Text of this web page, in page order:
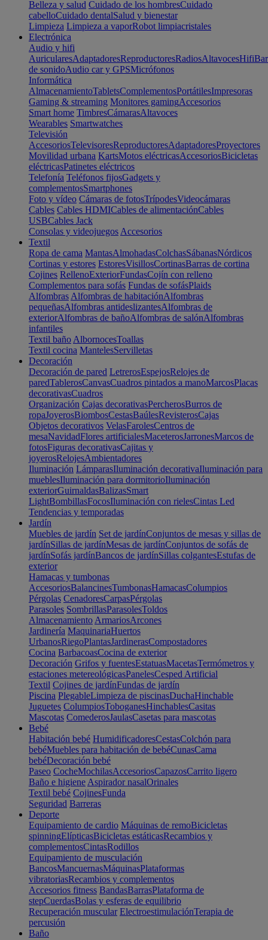
Belleza y salud Cuidado de los hombresCuidado
cabelloCuidado dentalSalud y bienestar
Limpieza Limpieza a vaporRobot limpiacristales
Electrónica
Audio y hifi
AuricularesAdaptadoresReproductoresRadiosAltavocesHifi
de sonidoAudio car y GPSMicrófonos
Informática
AlmacenamientoTabletsComplementosPortátilesImpresoras
Gaming & streaming Monitores gamingAccesorios
Smart home TimbresCámarasAltavoces
Wearables Smartwatches
Televisión
AccesoriosTelevisoresReproductoresAdaptadoresProyectores
Movilidad urbana KartsMotos eléctricasAccesoriosBicicletas
eléctricasPatinetes eléctricos
Telefonía Teléfonos fijosGadgets y
complementosSmartphones
Foto y vídeo Cámaras de fotosTrípodesVideocámaras
Cables Cables HDMICables de alimentaciónCables
USBCables Jack
Consolas y videojuegos Accesorios
Textil
Ropa de cama MantasAlmohadasColchasSábanasNórdicos
Cortinas y estores EstoresVisillosCortinasBarras de cortina
Cojines RellenoExteriorFundasCojín con relleno
Complementos para sofás Fundas de sofásPlaids
Alfombras Alfombras de habitaciónAlfombras
pequeñasAlfombras antideslizantesAlfombras de
exteriorAlfombras de bañoAlfombras de salónAlfombras
infantiles
Textil baño AlbornocesToallas
Textil cocina MantelesServilletas
Decoración
Decoración de pared LetrerosEspejosRelojes de
paredTablerosCanvasCuadros pintados a manoMarcosPlacas
decorativasCuadros
Organización Cajas decorativasPercherosBurros de
ropaJoyerosBiombosCestasBaúlesRevisterosCajas
Objetos decorativos VelasFarolesCentros de
mesaNavidadFlores artificialesMaceterosJarronesMarcos de
fotosFiguras decorativasCajitas y
joyerosRelojesAmbientadores
Iluminación LámparasIluminación decorativaIluminación para
mueblesIluminación para dormitorioIluminación
exteriorGuirnaldasBalizasSmart
LightBombillasFocosIluminación con rielesCintas Led
Tendencias y temporadas
Jardín
Muebles de jardín Set de jardínConjuntos de mesas y sillas de
jardínSillas de jardínMesas de jardínConjuntos de sofás de
jardínSofás jardínBancos de jardínSillas colgantesEstufas de
exterior
Hamacas y tumbonas
AccesoriosBalancinesTumbonasHamacasColumpios
Pérgolas CenadoresCarpasPérgolas
Parasoles SombrillasParasolesToldos
Almacenamiento ArmariosArcones
Jardinería MaquinariaHuertos
UrbanosRiegoPlantasJardinerasCompostadores
Cocina BarbacoasCocina de exterior
Decoración Grifos y fuentesEstatuasMacetasTermómetros y
estaciones metereológicasPanelesCesped Artificial
Textil Cojines de jardínFundas de jardín
Piscina PlegableLimpieza de piscinasDuchaHinchable
Juguetes ColumpiosToboganesHinchablesCasitas
Mascotas ComederosJaulasCasetas para mascotas
Bebé
Habitación bebé HumidificadoresCestasColchón para
bebéMuebles para habitación de bebéCunasCama
bebéDecoración bebé
Paseo CocheMochilasAccesoriosCapazosCarrito ligero
Baño e higiene Aspirador nasalOrinales
Textil bebé CojinesFunda
Seguridad Barreras
Deporte
Equipamiento de cardio Máquinas de remoBicicletas
spinningElípticasBicicletas estáticasRecambios y
complementosCintasRodillos
Equipamiento de musculación
BancosMancuernasMáquinasPlataformas
vibratoriasRecambios y complementos
Accesorios fitness BandasBarrasPlataforma de
stepCuerdasBolas y esferas de equilibrio
Recuperación muscular ElectroestimulaciónTerapia de
percusión
Baño